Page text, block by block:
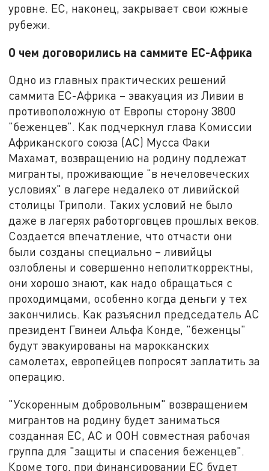
уровне. ЕС, наконец, закрывает свои южные
рубежи.
О чем договорились на саммите ЕС-Африка
Одно из главных практических решений
саммита ЕС-Африка – эвакуация из Ливии в
противоположную от Европы сторону 3800
"беженцев". Как подчеркнул глава Комиссии
Африканского союза (АС) Мусса Факи
Махамат, возвращению на родину подлежат
мигранты, проживающие "в нечеловеческих
условиях" в лагере недалеко от ливийской
столицы Триполи. Таких условий не было
даже в лагерях работорговцев прошлых веков.
Создается впечатление, что отчасти они
были созданы специально – ливийцы
озлоблены и совершенно неполиткорректны,
они хорошо знают, как надо обращаться с
проходимцами, особенно когда деньги у тех
закончились. Как разъяснил председатель АС
президент Гвинеи Альфа Конде, "беженцы"
будут эвакуированы на марокканских
самолетах, европейцев попросят заплатить за
операцию.
"Ускоренным добровольным" возвращением
мигрантов на родину будет заниматься
созданная ЕС, АС и ООН совместная рабочая
группа для "защиты и спасения беженцев".
Кроме того, при финансировании ЕС будет